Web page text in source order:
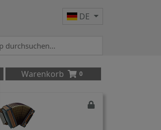
DE
Warenkorb 0